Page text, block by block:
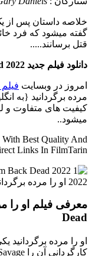
خلاصه داستان پس از
گفته میشود که فرد
قتل برسانند.....
دانلود فیلم جدید Bring Him Back Dead 2022 او را مرده برگردانید
امروز در وبسایت
کیفیت های متفاوت و
میشود..
Best Quality And
Links In FilmTarin
Dead